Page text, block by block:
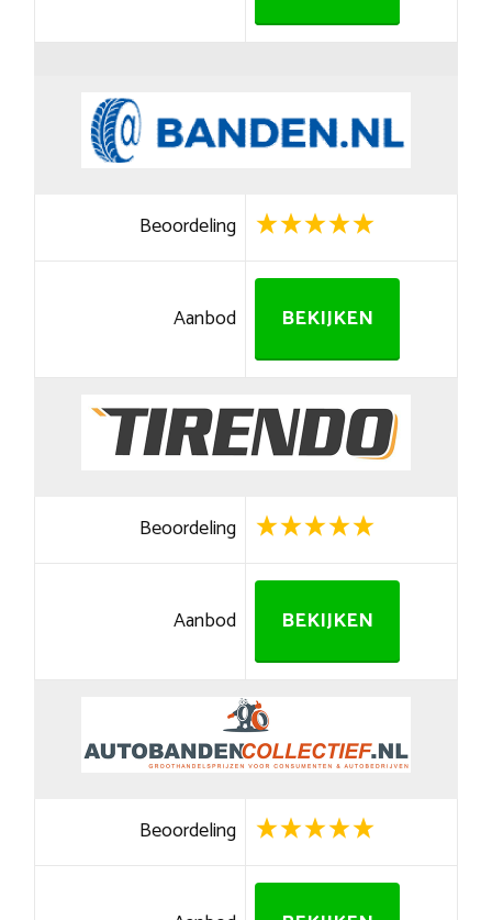
Beoordeling
Aanbod BEKIJKEN
Beoordeling
Aanbod BEKIJKEN
Beoordeling